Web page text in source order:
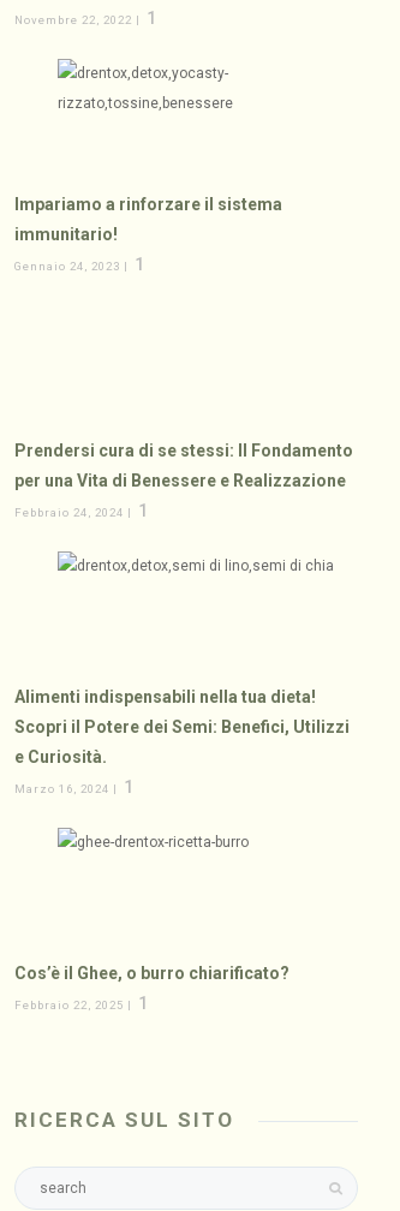
di un Detox? Scopri il Tuo Livello
Novembre 22, 2022 | 1
Impariamo a rinforzare il sistema
immunitario!
Gennaio 24, 2023 | 1
Prendersi cura di se stessi: Il Fondamento
per una Vita di Benessere e Realizzazione
Febbraio 24, 2024 | 1
Alimenti indispensabili nella tua dieta!
Scopri il Potere dei Semi: Benefici, Utilizzi
e Curiosità.
Marzo 16, 2024 | 1
Cos’è il Ghee, o burro chiarificato?
Febbraio 22, 2025 | 1
RICERCA SUL SITO